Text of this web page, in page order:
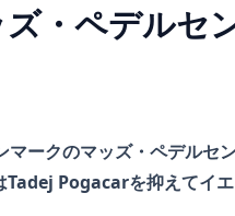
・ペデルセ
ークのマッズ・ペデルセ
Pogacarを抑えてイ